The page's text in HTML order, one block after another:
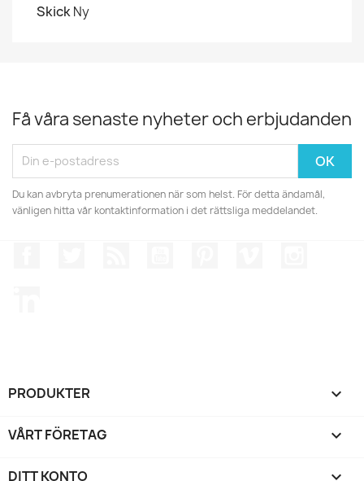
SkickNy
Få våra senaste nyheter och erbjudanden
Du kan avbryta prenumerationen när som helst. För detta ändamål,
vänligen hitta vår kontaktinformation i det rättsliga meddelandet.
PRODUKTER 
VÅRT FÖRETAG 
DITT KONTO 